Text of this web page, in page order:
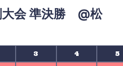
大会 準決勝 @松
3 4 5